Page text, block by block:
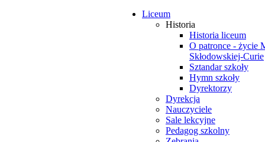
Liceum
Historia
Historia liceum
O patronce - życie
Skłodowskiej-Curie
Sztandar szkoły
Hymn szkoły
Dyrektorzy
Dyrekcja
Nauczyciele
Sale lekcyjne
Pedagog szkolny